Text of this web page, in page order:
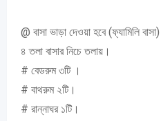
@ বাসা ভাড়া দেওয়া হবে (ফ্যামিলি
৪ তলা বাসার নিচে তলায়।
# বেডরুম ৩টি ।
# বাথরুম ২টি।
# রান্নাঘর ১টি।